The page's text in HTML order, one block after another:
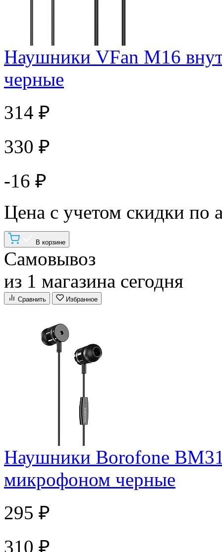
Наушники VFan M16
черные
314 ₽
330 ₽
-16 ₽
Цена с учетом скидки по
В корзине
Самовывоз
из 1 магазина сегодня
Сравнить Избранное
Наушники Borofone
микрофоном черные
295 ₽
310 ₽